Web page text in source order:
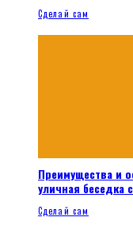
Сделай сам
Преимущества и
уличная беседка
Сделай сам